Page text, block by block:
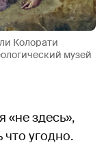
Колорати
музей
«не здесь»,
угодно.